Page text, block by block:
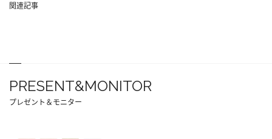
関連記事
PRESENT&MONITOR
プレゼント＆モニター